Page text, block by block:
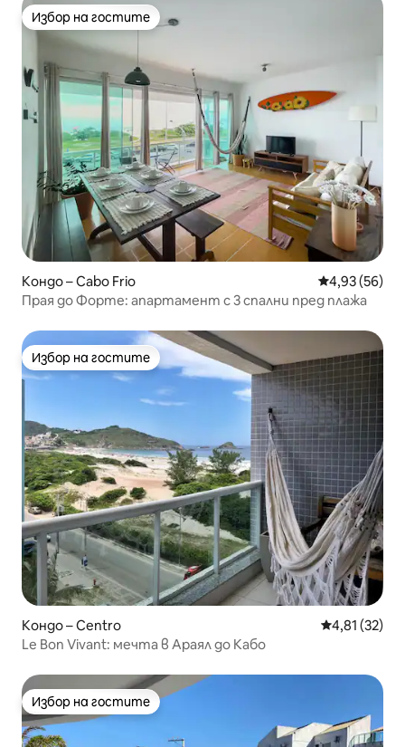
Избор на гостите
Избор на гостите
Кондо – Cabo Frio Средна
4,93 (56)
Прая до Форте: апартамент с 3 спални пред плажа
Избор на гостите
Избор на гостите
Кондо – Centro Средна
4,81 (32)
Le Bon Vivant: мечта в Араял до Кабо
Избор на гостите
Избор на гостите